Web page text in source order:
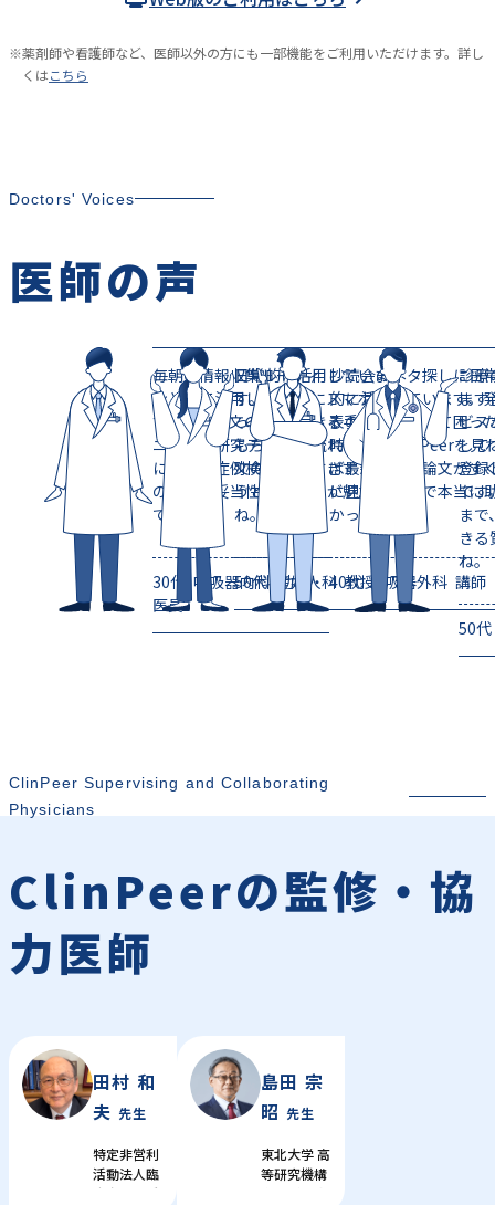
※薬剤師や看護師など、医師以外の方にも一部機能をご利用いただけます。詳し
くはこちら
Doctors' Voices
医師の声
毎朝の情報収集ルーティ
ンとして活用していま
す。新規論文のスクリー
ニングや研究テーマ探索
に加え、症例検討で自身
の判断の妥当性を確認し
ています。
30代 呼吸器内科 助教・
医員
日常的に活用していま
す。移動中にスマホでさ
っと確認できる手軽さは
もちろん、流れてくる論
文の数が多すぎず『ちょ
うどいい』のが魅力です
ね。
50代 産婦人科 教授
抄読会のネタ探しに日
的に活用しています。
表のネタが尽きて困っ
時でも、ClinPeerを見
ば最新の注目論文がす
に見つかるので本当に
かっています。
40代 呼吸器外科 講師
診療
ます
ビス
して
登録
です
ま
き
ね。
50
ClinPeer Supervising and Collaborating
Physicians
ClinPeerの監修・ 協
力医師
田村 和
夫 先生
特定非営利
活動法人臨
床血液・腫
島田 宗
昭 先生
東北大学 高
等研究機構